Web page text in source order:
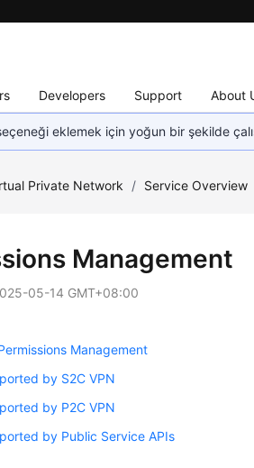
Developers Support About
eklemek için yoğun bir şekilde
Private Network / Service Overview
Management
05-14 GMT+08:00
Management
by S2C VPN
by P2C VPN
by Public Service APIs